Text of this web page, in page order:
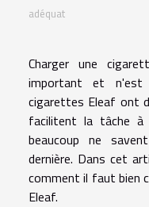
adéquat
Charger une
important et n'est
cigarettes Eleaf ont
facilitent la tâche à
beaucoup ne
dernière. Dans cet
comment il faut bien
Eleaf.